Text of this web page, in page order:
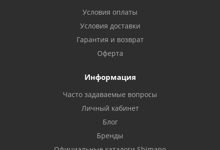
Условия оплаты
Условия доставки
Гарантия и возврат
Оферта
Информация
Часто задаваемые вопросы
Личный кабинет
Блог
Бренды